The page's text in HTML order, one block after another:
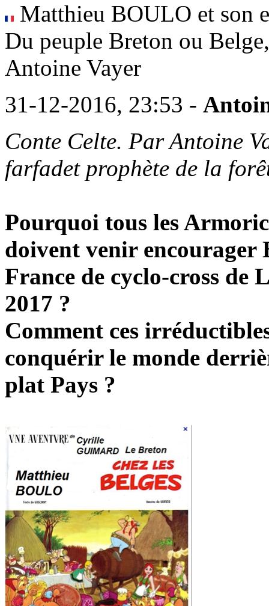
Matthieu BOULO et son
Du peuple Breton ou
Antoine Vayer
31-12-2016, 23:53 -
Conte Celte. Par Antoine
farfadet prophète de la
Pourquoi tous les
doivent venir encourager
France de cyclo-cross de
2017 ?
Comment ces
conquérir le monde
plat Pays ?